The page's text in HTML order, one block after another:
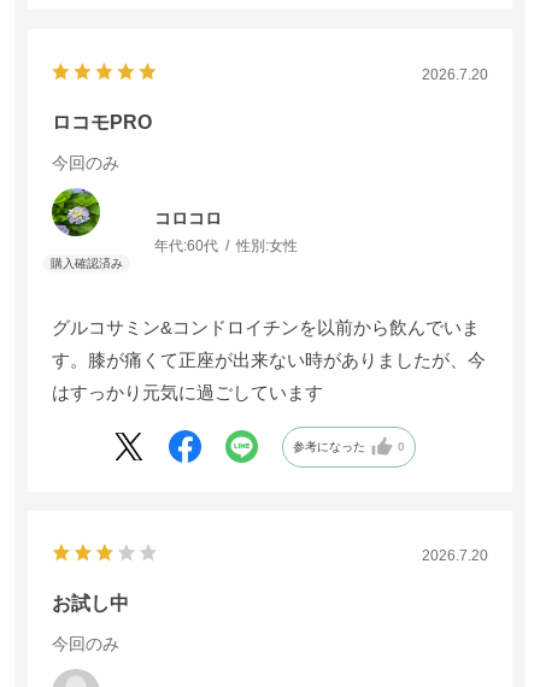
2026.7.20
ロコモPRO
今回のみ
コロコロ
年代:60代 性別:女性
グルコサミン&コンドロイチンを以前から飲んでいま
す。膝が痛くて正座が出来ない時がありましたが、今
はすっかり元気に過ごしています
参考になった 0
2026.7.20
お試し中
今回のみ